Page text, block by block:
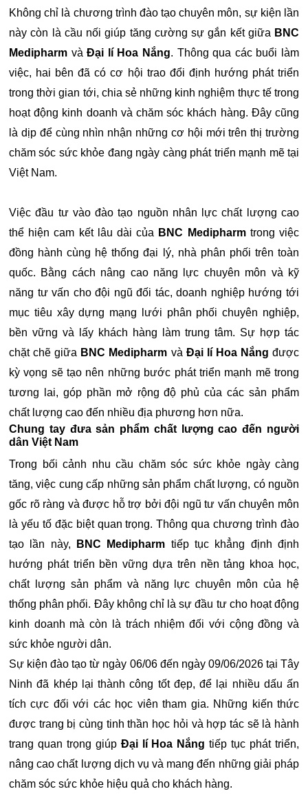
Không chỉ là chương trình đào tạo chuyên môn, sự kiện lần
này còn là cầu nối giúp tăng cường sự gắn kết giữa BNC
Medipharm vàĐại lí Hoa Nắng. Thông qua các buổi làm
việc, hai bên đã có cơ hội trao đổi định hướng phát triển
trong thời gian tới, chia sẻ những kinh nghiệm thực tế trong
hoạt động kinh doanh và chăm sóc khách hàng. Đây cũng
là dịp để cùng nhìn nhận những cơ hội mới trên thị trường
chăm sóc sức khỏe đang ngày càng phát triển mạnh mẽ tại
Việt Nam.
Việc đầu tư vào đào tạo nguồn nhân lực chất lượng cao
thể hiện cam kết lâu dài của BNC Medipharmtrong việc
đồng hành cùng hệ thống đại lý, nhà phân phối trên toàn
quốc. Bằng cách nâng cao năng lực chuyên môn và kỹ
năng tư vấn cho đội ngũ đối tác, doanh nghiệp hướng tới
mục tiêu xây dựng mạng lưới phân phối chuyên nghiệp,
bền vững và lấy khách hàng làm trung tâm. Sự hợp tác
chặt chẽ giữa BNC Medipharm và Đại lí Hoa Nắng được
kỳ vọng sẽ tạo nên những bước phát triển mạnh mẽ trong
tương lai, góp phần mở rộng độ phủ của các sản phẩm
chất lượng cao đến nhiều địa phương hơn nữa.
Chung tay đưa sản phẩm chất lượng cao đến người
dân Việt Nam
Trong bối cảnh nhu cầu chăm sóc sức khỏe ngày càng
tăng, việc cung cấp những sản phẩm chất lượng, có nguồn
gốc rõ ràng và được hỗ trợ bởi đội ngũ tư vấn chuyên môn
là yếu tố đặc biệt quan trọng. Thông qua chương trình đào
tạo lần này,
BNC Medipharm tiếp tục khẳng định định
hướng phát triển bền vững dựa trên nền tảng khoa học,
chất lượng sản phẩm và năng lực chuyên môn của hệ
thống phân phối. Đây không chỉ là sự đầu tư cho hoạt động
kinh doanh mà còn là trách nhiệm đối với cộng đồng và
sức khỏe người dân.
Sự kiện đào tạo từ ngày 06/06 đến ngày 09/06/2026 tại Tây
Ninh đã khép lại thành công tốt đẹp, để lại nhiều dấu ấn
tích cực đối với các học viên tham gia. Những kiến thức
được trang bị cùng tinh thần học hỏi và hợp tác sẽ là hành
trang quan trọng giúp Đại lí Hoa Nắng tiếp tục phát triển,
nâng cao chất lượng dịch vụ và mang đến những giải pháp
chăm sóc sức khỏe hiệu quả cho khách hàng.